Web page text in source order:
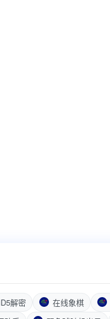
解密 在线象棋